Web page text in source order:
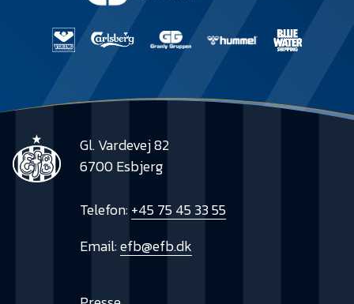
Gl. Vardevej 82
6700 Esbjerg
Telefon:+45 75 45 33 55
Email:efb@efb.dk